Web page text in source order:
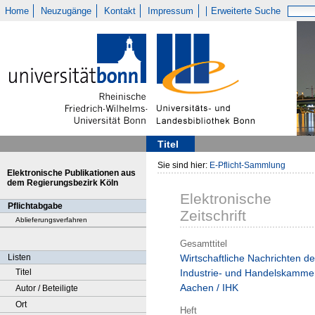
Home Neuzugänge Kontakt Impressum Erweiterte Suche
Titel
Elektronische Publikationen aus
dem Regierungsbezirk Köln
Pflichtabgabe
Ablieferungsverfahren
Listen
Titel
Autor / Beteiligte
Ort
Sie sind hier: E-Pflicht-Sammlung
Elektronische
Zeitschrift
Gesamttitel
Wirtschaftliche Nachrichten
Industrie- und
Aachen / IHK
Heft